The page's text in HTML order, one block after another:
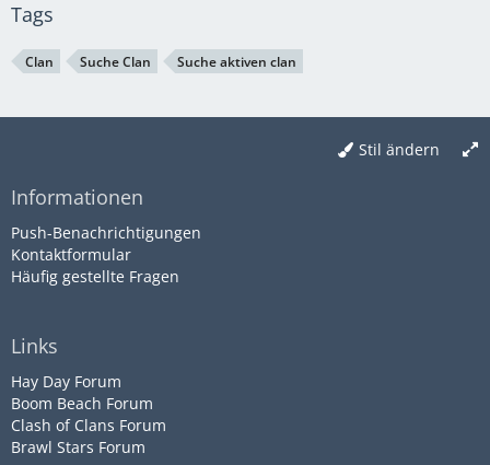
Tags
Clan Suche Clan Suche aktiven clan
Stil ändern
Informationen
Push-Benachrichtigungen
Kontaktformular
Häufig gestellte Fragen
Links
Hay Day Forum
Boom Beach Forum
Clash of Clans Forum
Brawl Stars Forum